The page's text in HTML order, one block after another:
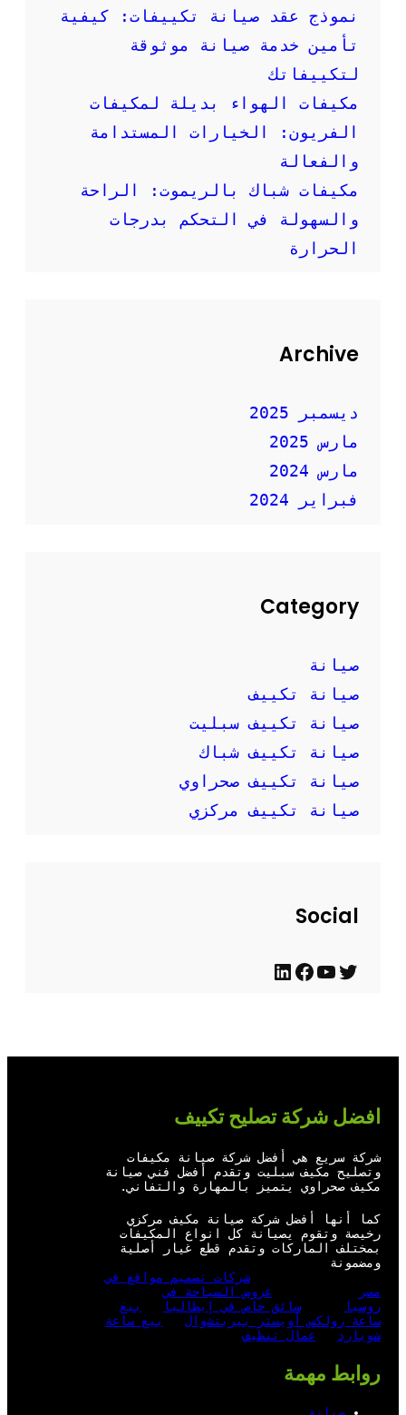
إ
ش
ا
ت
م
نموذج عقد صيانة تكييفات: كيفية
تأمين خدمة صيانة موثوقة
لتكييفاتك
مكيفات الهواء بديلة لمكيفات
الفريون: الخيارات المستدامة
والفعالة
مكيفات شباك بالريموت: الراحة
والسهولة في التحكم بدرجات
الحرارة
Archive
ديسمبر 2025
مارس 2025
مارس 2024
فبراير 2024
Category
صيانة
صيانة تكييف
صيانة تكييف سبليت
صيانة تكييف شباك
صيانة تكييف صحراوي
صيانة تكييف مركزي
Social
ت ي
ب
ف
ك
ل
إ
ن
افضل شركة تصليح تكييف
شركة سريع هي أفضل شركة صيانة مكيفات
وتصليح مكيف سبليت وتقدم أفضل فني صيانة
مكيف صحراوي يتميز بالمهارة والتفاني.
كما أنها أفضل شركة صيانة مكيف مركزي
رخيصة وتقوم يصيانة كل انواع المكيفات
بمختلف الماركات وتقدم قطع غيار أصلية
ومضمونة
شركات تصميم مواقع في
مصر
عروض السياحة في
روسيا
سائق خاص في إيطاليا
بيع
ساعة رولكس أويستر بيربتشوال
بيع ساعة
شوبارد
عمال تنظيف
روابط مهمة